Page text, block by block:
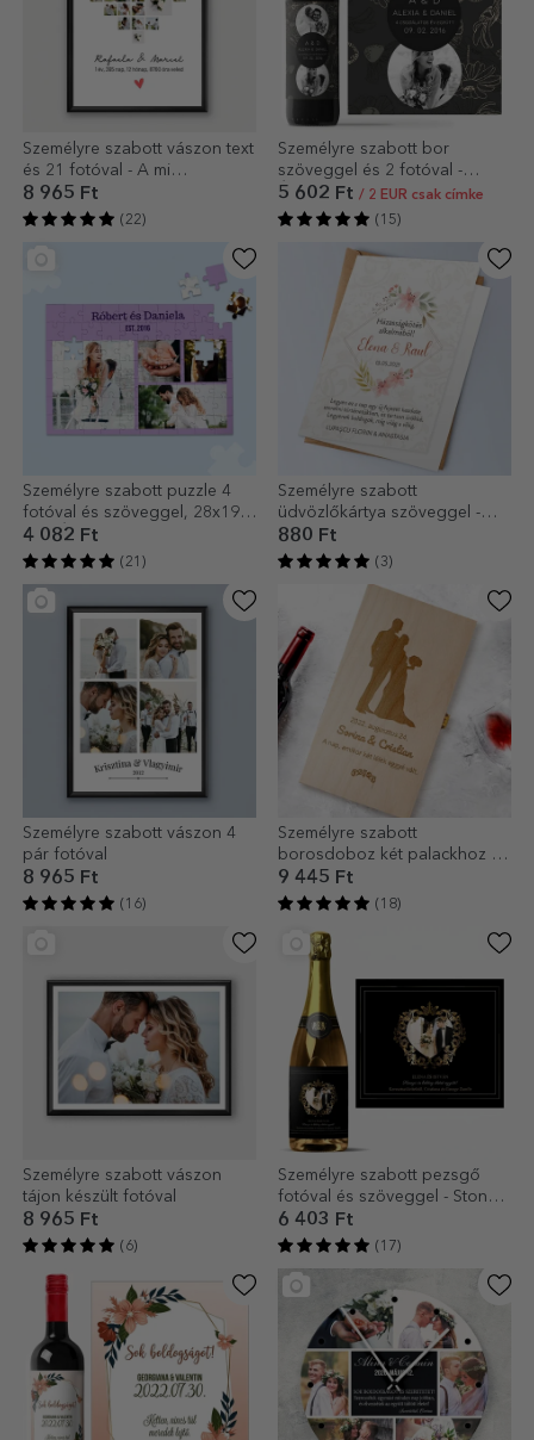
Személyre szabott vászon text
és 21 fotóval - A mi
történetünk
8 965 Ft
(22)
Személyre szabott bor
szöveggel és 2 fotóval -
Évforduló
5 602 Ft / 2 EUR csak címke
(15)
Személyre szabott puzzle 4
fotóval és szöveggel, 28x19
cm - Édes emlékek
4 082 Ft
(21)
Személyre szabott
üdvözlőkártya szöveggel -
Kőház
880 Ft
(3)
Személyre szabott vászon 4
pár fotóval
8 965 Ft
(16)
Személyre szabott
borosdoboz két palackhoz -
Két lélek
9 445 Ft
(18)
Személyre szabott vászon
tájon készült fotóval
8 965 Ft
(6)
Személyre szabott pezsgő
fotóval és szöveggel - Stone
House
6 403 Ft
(17)